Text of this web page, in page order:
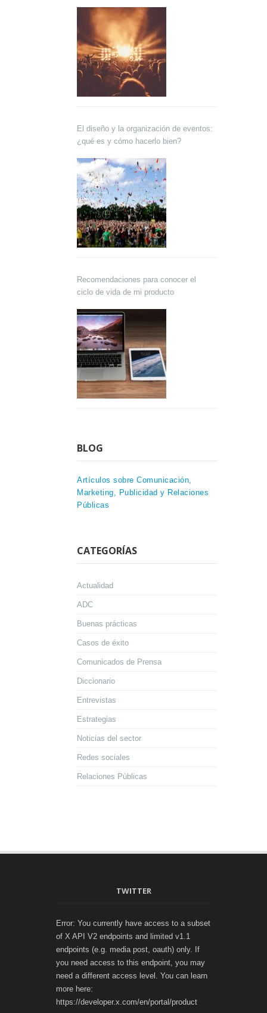
El diseño y la organización de eventos:
¿qué es y cómo hacerlo bien?
Recomendaciones para conocer el
ciclo de vida de mi producto
BLOG
Artículos sobre Comunicación,
Marketing, Publicidad y Relaciones
Públicas
CATEGORÍAS
Actualidad
ADC
Buenas prácticas
Casos de éxito
Comunicados de Prensa
Diccionario
Entrevistas
Estrategias
Noticias del sector
Redes sociales
Relaciones Públicas
TWITTER
Error: You currently have access to a subset
of X API V2 endpoints and limited v1.1
endpoints (e.g. media post, oauth) only. If
you need access to this endpoint, you may
need a different access level. You can learn
more here:
https://developer.x.com/en/portal/product